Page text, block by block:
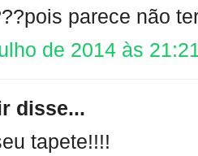
parece não
de 2014 às
disse...
tapete!!!!